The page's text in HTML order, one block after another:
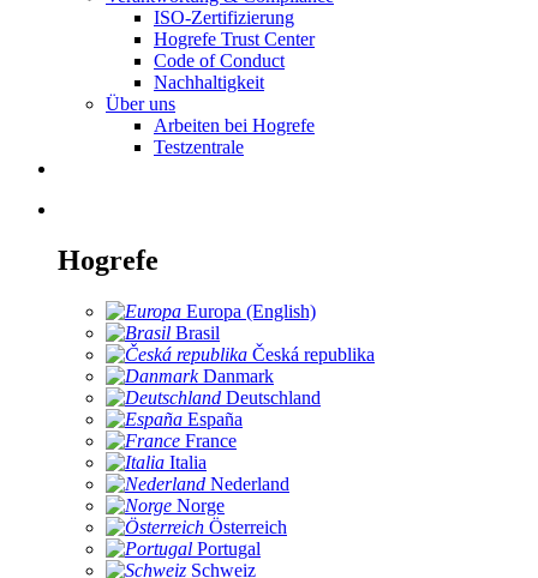
ISO-Zertifizierung
Hogrefe Trust Center
Code of Conduct
Nachhaltigkeit
Über uns
Arbeiten bei Hogrefe
Testzentrale
Hogrefe
Europa (English)
Brasil
Česká republika
Danmark
Deutschland
España
France
Italia
Nederland
Norge
Österreich
Portugal
Schweiz